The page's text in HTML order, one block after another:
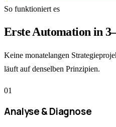
So funktioniert es
Erste Automation in
Keine monatelangen
läuft auf denselben Prinzipien.
01
Analyse & Diagnose